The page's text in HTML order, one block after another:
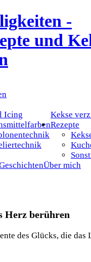
Kekse
Icing
Rezepte
Über mich
Herz berühren
des Glücks, die das